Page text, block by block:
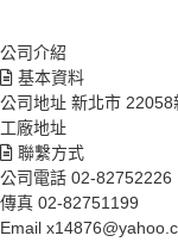
公司介紹
基本資料
公司地址 新北市 22058
工廠地址
聯繫方式
公司電話 02-82752226
傳真 02-82751199
Email